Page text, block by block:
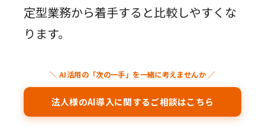
定型業務から着手すると比較しやすくな
ります。
＼ AI活用の「次の一手」を一緒に考えませんか ／
法人様のAI導入に関するご相談はこちら